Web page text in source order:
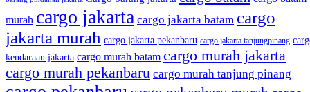
murah cargo jakarta cargo jakarta batam cargo
jakarta murah cargo jakarta pekanbaru cargo jakarta tanjungpinang
kendaraan jakarta cargo murah batam cargo murah jakarta
cargo murah pekanbaru cargo murah tanjung pinang